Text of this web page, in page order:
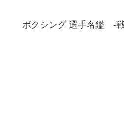
ボクシング 選手名鑑 -